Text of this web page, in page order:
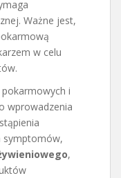
Ważne jest,
w celu
i
wprowadzenia
symptomów,
,